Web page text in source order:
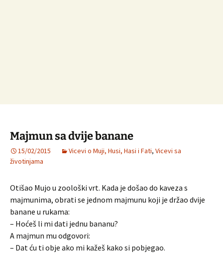
Majmun sa dvije banane
15/02/2015 Vicevi o Muji, Husi, Hasi i Fati, Vicevi sa
životinjama
Otišao Mujo u zoološki vrt. Kada je došao do kaveza s
majmunima, obrati se jednom majmunu koji je držao dvije
banane u rukama:
– Hoćeš li mi dati jednu bananu?
A majmun mu odgovori:
– Dat ću ti obje ako mi kažeš kako si pobjegao.